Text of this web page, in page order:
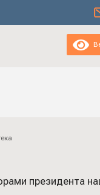
президента